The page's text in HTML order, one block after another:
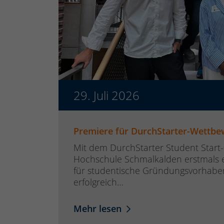
29. Juli 2026
Premiere für DurchStarter-
Mit dem DurchStarter Student
Hochschule Schmalkalden
für studentische
erfolgreich…
Mehr lesen